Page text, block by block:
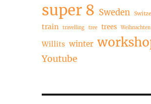
super 8 Sweden
train travelling tree trees Weihnachten
Willits winter
Youtube